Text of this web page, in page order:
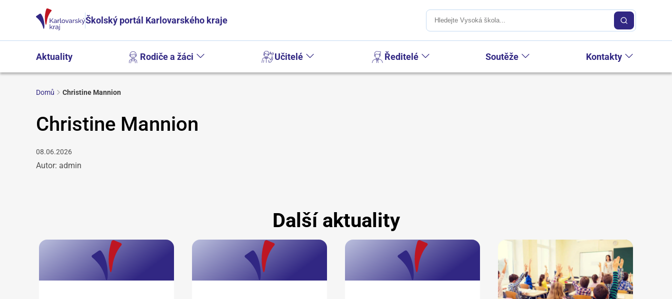
Školský portál Karlovarského kraje
Aktuality Rodiče a žáci Učitelé Ředitelé Soutěže Kontakty
Domů Christine Mannion
Christine Mannion
08.06.2026
Autor: admin
Další aktuality